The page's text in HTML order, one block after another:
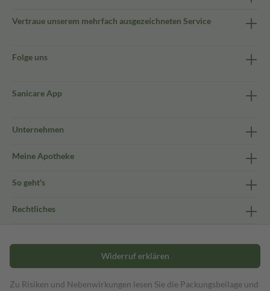
Vertraue unserem mehrfach ausgezeichneten Service
Folge uns
Sanicare App
Unternehmen
Meine Apotheke
So geht's
Rechtliches
Widerruf erklären
Zu Risiken und Nebenwirkungen lesen Sie die Packungsbeilage und